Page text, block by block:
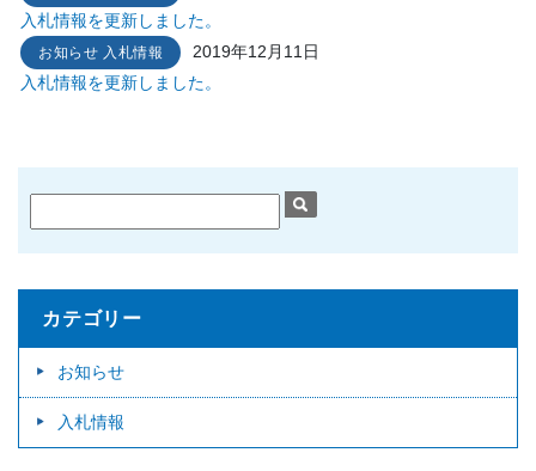
入札情報を更新しました。
お知らせ 入札情報
2019年12月11日
入札情報を更新しました。
カテゴリー
お知らせ
入札情報